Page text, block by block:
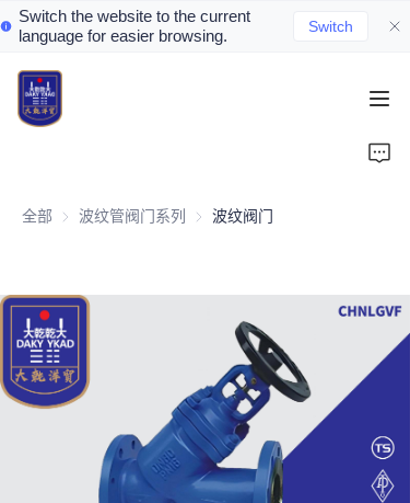
Switch the website to the current
language for easier browsing.
Switch
全部 波纹管阀门系列 波纹管阀门系列
波纹阀门
Home
Valve Products
Valve News
Contact Us